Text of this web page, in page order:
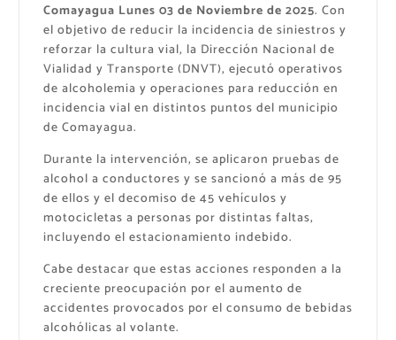
Comayagua Lunes 03 de Noviembre de 2025. Con
el objetivo de reducir la incidencia de siniestros y
reforzar la cultura vial, la Dirección Nacional de
Vialidad y Transporte (DNVT), ejecutó operativos
de alcoholemia y operaciones para reducción en
incidencia vial en distintos puntos del municipio
de Comayagua.
Durante la intervención, se aplicaron pruebas de
alcohol a conductores y se sancionó a más de 95
de ellos y el decomiso de 45 vehículos y
motocicletas a personas por distintas faltas,
incluyendo el estacionamiento indebido.
Cabe destacar que estas acciones responden a la
creciente preocupación por el aumento de
accidentes provocados por el consumo de bebidas
alcohólicas al volante.